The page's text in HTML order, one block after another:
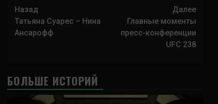
Навигация
записи
Назад
Татьяна Суарес – Нина
Ансарофф
Далее
Главные моменты
пресс-конференции
UFC 238
БОЛЬШЕ ИСТОРИЙ